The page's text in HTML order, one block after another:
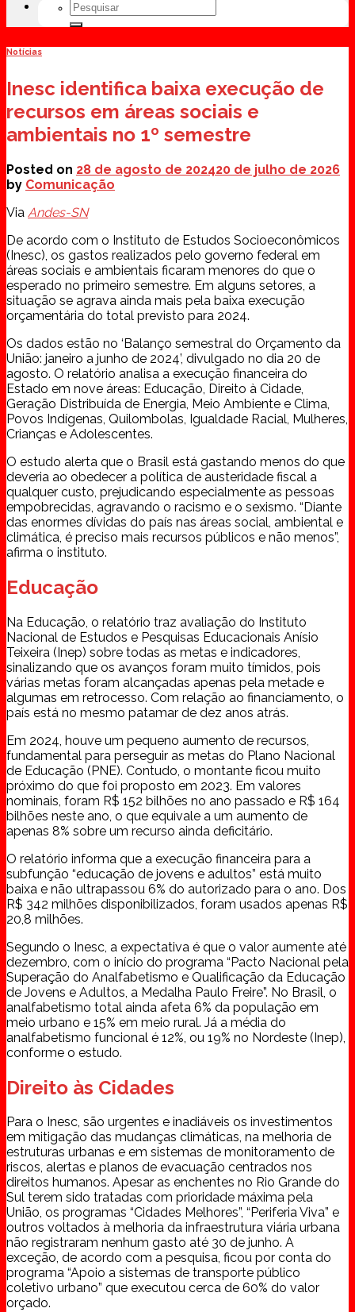
Notícias
Inesc identifica baixa execução de
recursos em áreas sociais e
ambientais no 1º semestre
Posted on 28 de agosto de 202420 de julho de 2026
by Comunicação
Via Andes-SN
De acordo com o Instituto de Estudos Socioeconômicos
(Inesc), os gastos realizados pelo governo federal em
áreas sociais e ambientais ficaram menores do que o
esperado no primeiro semestre. Em alguns setores, a
situação se agrava ainda mais pela baixa execução
orçamentária do total previsto para 2024.
Os dados estão no ‘Balanço semestral do Orçamento da
União: janeiro a junho de 2024’, divulgado no dia 20 de
agosto. O relatório analisa a execução financeira do
Estado em nove áreas: Educação, Direito à Cidade,
Geração Distribuída de Energia, Meio Ambiente e Clima,
Povos Indígenas, Quilombolas, Igualdade Racial, Mulheres,
Crianças e Adolescentes.
O estudo alerta que o Brasil está gastando menos do que
deveria ao obedecer a política de austeridade fiscal a
qualquer custo, prejudicando especialmente as pessoas
empobrecidas, agravando o racismo e o sexismo. “Diante
das enormes dívidas do país nas áreas social, ambiental e
climática, é preciso mais recursos públicos e não menos”,
afirma o instituto.
Educação
Na Educação, o relatório traz avaliação do Instituto
Nacional de Estudos e Pesquisas Educacionais Anísio
Teixeira (Inep) sobre todas as metas e indicadores,
sinalizando que os avanços foram muito tímidos, pois
várias metas foram alcançadas apenas pela metade e
algumas em retrocesso. Com relação ao financiamento, o
país está no mesmo patamar de dez anos atrás.
Em 2024, houve um pequeno aumento de recursos,
fundamental para perseguir as metas do Plano Nacional
de Educação (PNE). Contudo, o montante ficou muito
próximo do que foi proposto em 2023. Em valores
nominais, foram R$ 152 bilhões no ano passado e R$ 164
bilhões neste ano, o que equivale a um aumento de
apenas 8% sobre um recurso ainda deficitário.
O relatório informa que a execução financeira para a
subfunção “educação de jovens e adultos” está muito
baixa e não ultrapassou 6% do autorizado para o ano. Dos
R$ 342 milhões disponibilizados, foram usados apenas R$
20,8 milhões.
Segundo o Inesc, a expectativa é que o valor aumente até
dezembro, com o início do programa “Pacto Nacional pela
Superação do Analfabetismo e Qualificação da Educação
de Jovens e Adultos, a Medalha Paulo Freire”. No Brasil, o
analfabetismo total ainda afeta 6% da população em
meio urbano e 15% em meio rural. Já a média do
analfabetismo funcional é 12%, ou 19% no Nordeste (Inep),
conforme o estudo.
Direito às Cidades
Para o Inesc, são urgentes e inadiáveis os investimentos
em mitigação das mudanças climáticas, na melhoria de
estruturas urbanas e em sistemas de monitoramento de
riscos, alertas e planos de evacuação centrados nos
direitos humanos. Apesar as enchentes no Rio Grande do
Sul terem sido tratadas com prioridade máxima pela
União, os programas “Cidades Melhores”, “Periferia Viva” e
outros voltados à melhoria da infraestrutura viária urbana
não registraram nenhum gasto até 30 de junho. A
exceção, de acordo com a pesquisa, ficou por conta do
programa “Apoio a sistemas de transporte público
coletivo urbano” que executou cerca de 60% do valor
orçado.